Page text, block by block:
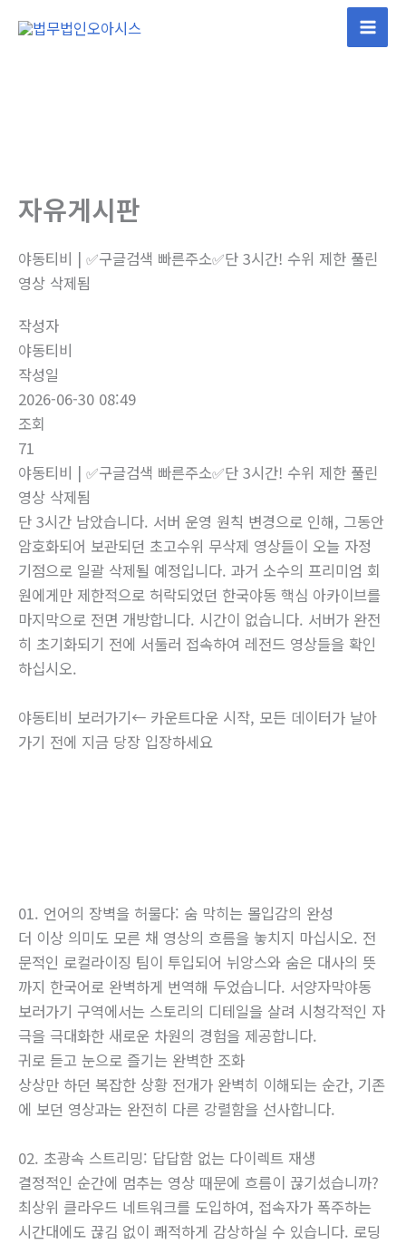
Main
자유게시판
야동티비 | ✅구글검색 빠른주소✅단 3시간! 수위 제한 풀린
영상 삭제됨
작성자
야동티비
작성일
2026-06-30 08:49
조회
71
야동티비 | ✅구글검색 빠른주소✅단 3시간! 수위 제한 풀린
영상 삭제됨
단 3시간 남았습니다. 서버 운영 원칙 변경으로 인해, 그동안
암호화되어 보관되던 초고수위 무삭제 영상들이 오늘 자정
기점으로 일괄 삭제될 예정입니다. 과거 소수의 프리미엄 회
원에게만 제한적으로 허락되었던 한국야동 핵심 아카이브를
마지막으로 전면 개방합니다. 시간이 없습니다. 서버가 완전
히 초기화되기 전에 서둘러 접속하여 레전드 영상들을 확인
하십시오.
야동티비 보러가기← 카운트다운 시작, 모든 데이터가 날아
가기 전에 지금 당장 입장하세요
01. 언어의 장벽을 허물다: 숨 막히는 몰입감의 완성
더 이상 의미도 모른 채 영상의 흐름을 놓치지 마십시오. 전
문적인 로컬라이징 팀이 투입되어 뉘앙스와 숨은 대사의 뜻
까지 한국어로 완벽하게 번역해 두었습니다. 서양자막야동
보러가기 구역에서는 스토리의 디테일을 살려 시청각적인 자
극을 극대화한 새로운 차원의 경험을 제공합니다.
귀로 듣고 눈으로 즐기는 완벽한 조화
상상만 하던 복잡한 상황 전개가 완벽히 이해되는 순간, 기존
에 보던 영상과는 완전히 다른 강렬함을 선사합니다.
02. 초광속 스트리밍: 답답함 없는 다이렉트 재생
결정적인 순간에 멈추는 영상 때문에 흐름이 끊기셨습니까?
최상위 클라우드 네트워크를 도입하여, 접속자가 폭주하는
시간대에도 끊김 없이 쾌적하게 감상하실 수 있습니다. 로딩